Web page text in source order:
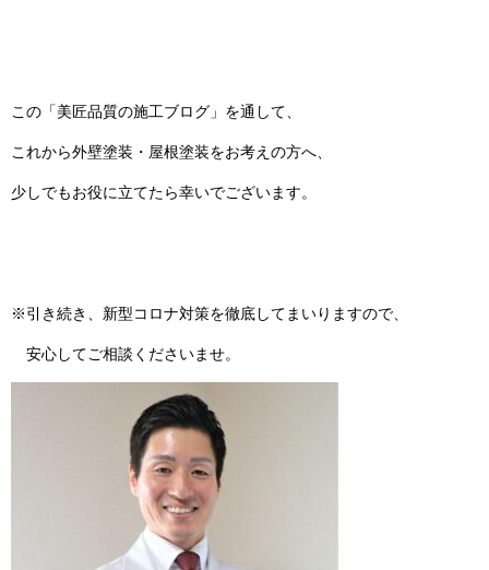
この「美匠品質の施工ブログ」を通して、
これから外壁塗装・屋根塗装をお考えの方へ、
少しでもお役に立てたら幸いでございます。
※引き続き、新型コロナ対策を徹底してまいりますので、
安心してご相談くださいませ。